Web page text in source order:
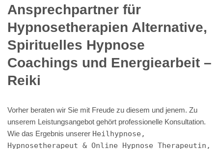
Ansprechpartner für
Hypnosetherapien Alternative,
Spirituelles Hypnose
Coachings und Energiearbeit –
Reiki
Vorher beraten wir Sie mit Freude zu diesem und jenem. Zu
unserem Leistungsangebot gehört professionelle Konsultation.
Wie das Ergebnis unserer Heilhypnose,
Hypnosetherapeut & Online Hypnose Therapeutin,